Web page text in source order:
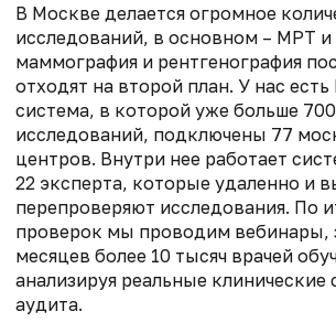
В Москве делается огромное
исследований, в основном – МРТ
маммография и рентгенография
отходят на второй план. У нас
система, в которой уже больше
исследований, подключены 77
центров. Внутри нее работает
22 эксперта, которые удаленно и
перепроверяют исследования. По
проверок мы проводим вебинары,
месяцев более 10 тысяч врачей
анализируя реальные клинические
аудита.